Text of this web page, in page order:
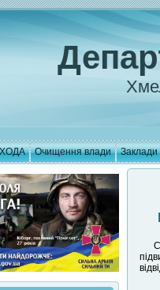
Очищення влади Заклади